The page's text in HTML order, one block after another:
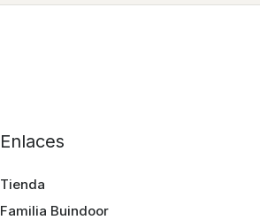
Enlaces
Tienda
Familia Buindoor